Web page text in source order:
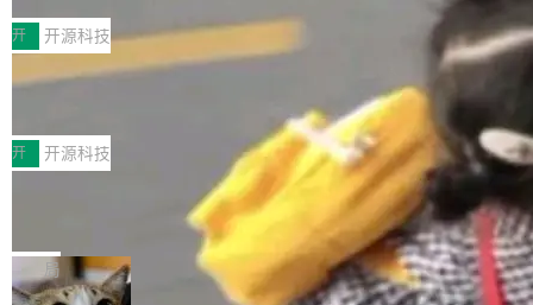
MPComm将作为一种传输引擎接入Mooncake T
ENT，实现零拷贝传输性能提升30%、非零拷贝
传输性能最高提升5倍。UCL-MPComm底层基
于自研UCL-Engine通信引擎，后续腾讯网平将
持续开源更多基于UCL-Engine的高性能通信组
件。 腾讯网平团队在UCL-MPComm中实现了一
个独立于业务线程的全局通信引擎（Engine），
型案例入选名单》，深信服“面向企业研发场景的
开源 AI 编程平台 CoStrict 应用”凭借卓越的技术
创新与落地成效成功入选。 全链路私有化部署，
助力企业AI研发安全落地 当前，越来越多企业已
经开始引入 AI Coding 工具，通过调用公有云模
型或企业内部部署模型提升研发效率。但随着 AI
Coding 从个人辅助工具逐步走向团队级、组织
级应用，企业在规模化落地过程中，对安全性、
可控性和代码质量提出了更高要求。 首先是数据
安全与合规要求。对于大多数普通研发场景，公
开 开源科技
深信服AI算力网关入选工信部人工智能
前不久，工业和信息化部正式发布《2025年人工
智能应用典型案例名单》，集中展示人工智能在
各领域的应用成果，覆盖技术底座、行业赋能、
产品应用、支撑保障、专题等五大方向。深信服
AI算力网关（AI创新平台）成功入选！ 随着各行
各业的Agent走向规模化建设，算力构成形态逐
渐丰富，用户关注的重点也在发生变化：不只是
开 开源科技
Jeff Dean 离开 Google：一个时代的结
束，一个实验室的开始
Google 员工编号 20。MapReduce 作者之一。
Bigtable 作者之一。TensorFlow 的作者之一。
Gemini 的架构师。Google 首席科学家。 Jeff D
局